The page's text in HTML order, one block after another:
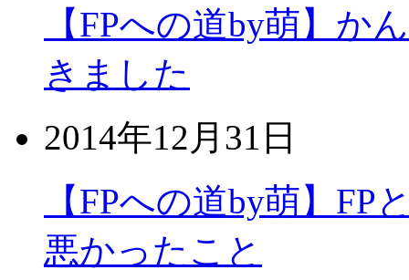
【FPへの道by萌】か
きました
2014年12月31日
【FPへの道by萌】
悪かったこと